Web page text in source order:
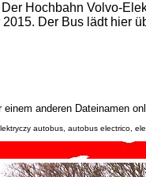
Der Hochbahn Volvo-
Der Bus lädt hier
anderen Dateinamen
autobus, autobus electrico,